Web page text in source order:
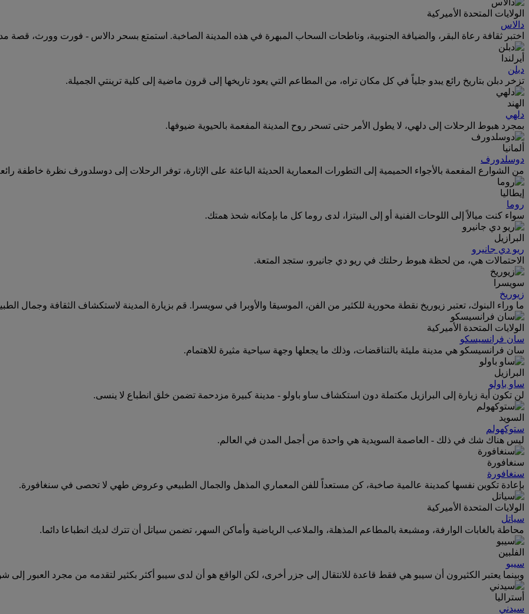
الولايات المتحدة الأميركية
دالاس
اختبر ثقافة رعاة البقر، والضيافة الجنوبية، وناطحات السحاب المبهرة في هذه المدينة الصاخبة. استمتع بسحر دالاس - فورت وورث، قصة
أيرلندا
دبلن
تزخر دبلن بتاريخ رائع يبدو جلياً في كل مكان تراه، من المطاعم التي يعود تاريخها إلى قرون ماضية إلى كلية ترينتي الجميلة.
الهند
دلهي
بمجرد هبوط الرحلات إلى دلهي، لا يطول الأمر حتى تسحر روح المدينة المفعمة بالحيوية ضيوفها.
ألمانيا
دوسلدورف
من الشوارع المفعمة بالأجواء الحميمية إلى التطورات المعمارية الحديثة الباعثة على الإثارة، توفر الرحلات إلى دوسلدورف نظرة خاطفة
إيطاليا
روما
سواء كنت ميالاً إلى اللوحات الفنية أو إلى البيتزا، لدى روما كل ما بإمكانه شحذ همتك.
البرازيل
ريو دي جانيرو
الاحتمالات هي، من لحظة هبوط رحلتك في ريو دي جانيرو، ستجد المتعة.
سويسرا
زيوريخ
ما وراء البنوك، تعتبر زيوريخ نقطة محورية للكثير من الفن، الموسيقا والأوبرا في سويسرا. قم بزيارة المدينة لاستكشاف الثقافة وجمال
الولايات المتحدة الأميركية
سان فرانسيسكو
سان فرانسيسكو هي مدينة مليئة بالتناقضات، وذلك ما يجعلها وجهة سياحية مثيرة للاهتمام.
البرازيل
ساو باولو
لن تكون أية زيارة إلى البرازيل مكتملة دون استكشاف ساو باولو - مدينة كبيرة مزدحمة تضمن خلق انطباع لا ينسى.
السويد
ستوكهولم
ليس هناك شك في ذلك - العاصمة السويدية هي واحدة من أجمل المدن في العالم.
سنغافورة
سنغافورة
بإعادة تكوين نفسها كمدينة عالمية صاخبة، كن مستعداً للفن المعماري المذهل والجمال الطبيعي وعروض طهي لا تحصى في سنغافورة.
الولايات المتحدة الأميركية
سياتل
محاطة بالغابات الوارفة، ومشبعة بالمطاعم المذهلة، والملاعب الرياضية وأماكن السهر، تضمن سياتل أن تترك لديك انطباعا دائما.
الفلبين
سيبو
وبينما يعتبر الكثيرون أن سيبو هي فقط قاعدة للانتقال إلى جزر أخرى، لكن الواقع هو أن لدى سيبو أكثر بكثير لتقدمه من مجرد العبور إلى
أستراليا
سيدني